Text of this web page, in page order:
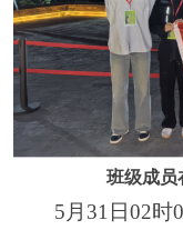
班级成员
5 月 31 日02时